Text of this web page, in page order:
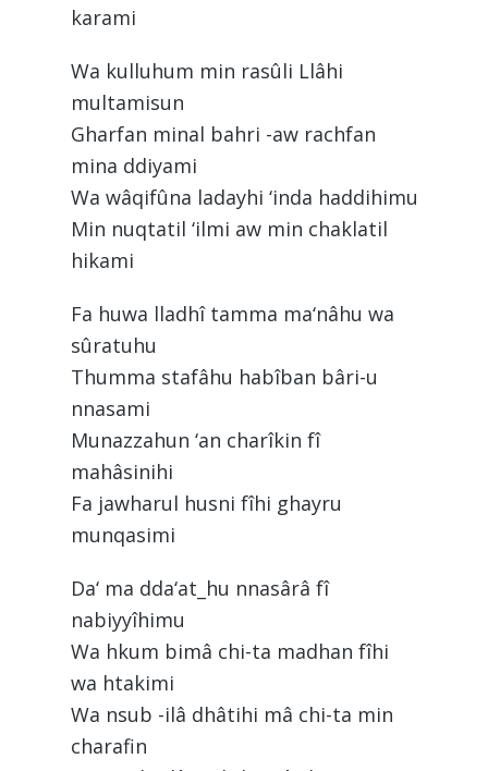
karami
Wa kulluhum min rasûli Llâhi
multamisun
Gharfan minal bahri -aw rachfan
mina ddiyami
Wa wâqifûna ladayhi ‘inda haddihimu
Min nuqtatil ‘ilmi aw min chaklatil
hikami
Fa huwa lladhî tamma ma‘nâhu wa
sûratuhu
Thumma stafâhu habîban bâri-u
nnasami
Munazzahun ‘an charîkin fî
mahâsinihi
Fa jawharul husni fîhi ghayru
munqasimi
Da‘ ma dda‘at_hu nnasârâ fî
nabiyyîhimu
Wa hkum bimâ chi-ta madhan fîhi
wa htakimi
Wa nsub -ilâ dhâtihi mâ chi-ta min
charafin